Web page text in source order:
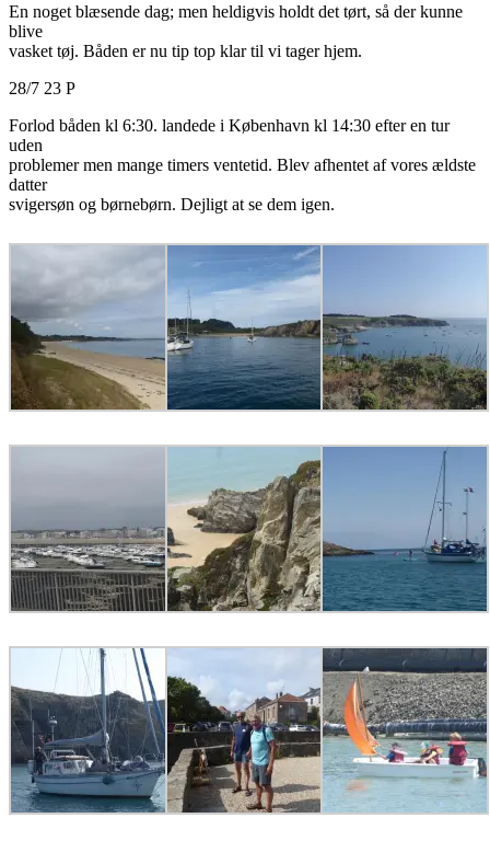
En noget blæsende dag; men heldigvis holdt det tørt, så der kunne
blive
vasket tøj. Båden er nu tip top klar til vi tager hjem.
28/7 23 P
Forlod båden kl 6:30. landede i København kl 14:30 efter en tur
uden
problemer men mange timers ventetid. Blev afhentet af vores ældste
datter
svigersøn og børnebørn. Dejligt at se dem igen.